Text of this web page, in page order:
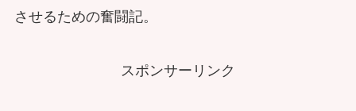
させるための奮闘記。
スポンサーリンク